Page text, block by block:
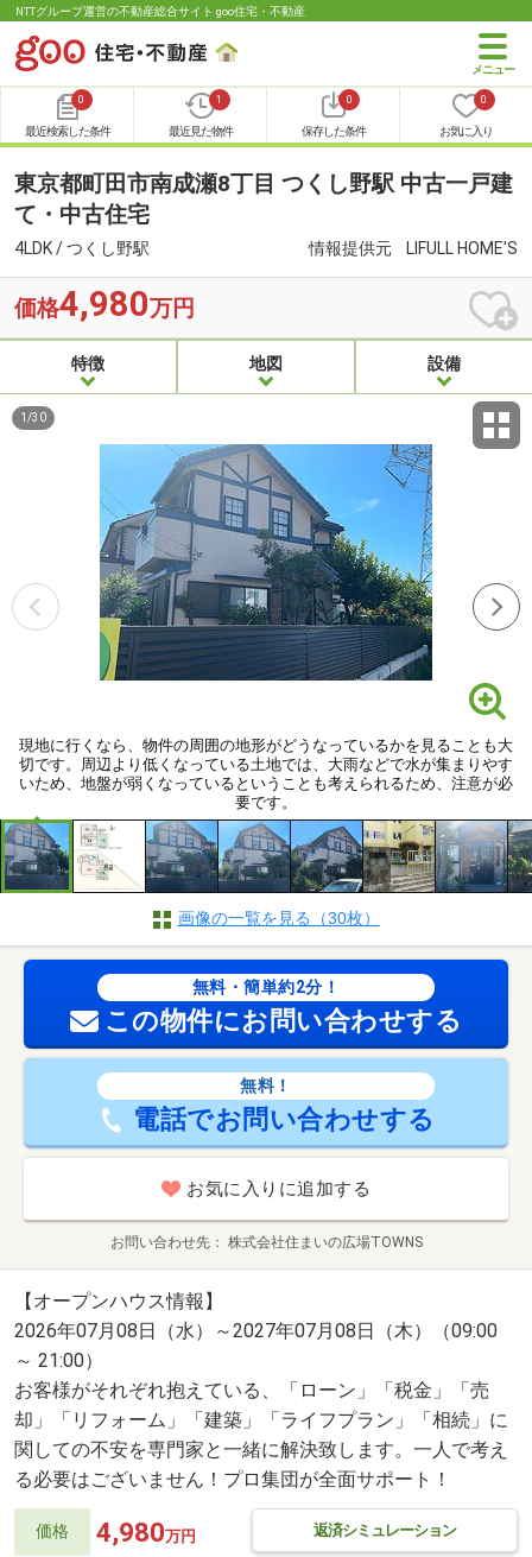
NTTグループ運営の不動産総合サイト goo住宅・不動産
0
最近検索した条件
1
最近見た物件
0
保存した条件
0
お気に入り
東京都町田市南成瀬8丁目 つくし野駅 中古一戸建
て・中古住宅
4LDK / つくし野駅 情報提供元 LIFULL HOME'S
価格4,980万円
特徴 地図 設備
現地に行くなら、物件の周囲の地形がどうなっているかを見ることも大
切です。周辺より低くなっている土地では、大雨などで水が集まりやす
いため、地盤が弱くなっているということも考えられるため、注意が必
要です。
1 /30
画像の一覧を見る（30枚）
無料・簡単約2分！
この物件にお問い合わせする
無料！
電話でお問い合わせする
お気に入りに追加する
お問い合わせ先 株式会社住まいの広場TOWNS
【オープンハウス情報】
2026年07月08日（水）～2027年07月08日（木）（09:00
～ 21:00）
お客様がそれぞれ抱えている、「ローン」「税金」「売
却」「リフォーム」「建築」「ライフプラン」「相続」に
関しての不安を専門家と一緒に解決致します。一人で考え
る必要はございません！プロ集団が全面サポート！
価格 返済シミュレーション
4,980万円